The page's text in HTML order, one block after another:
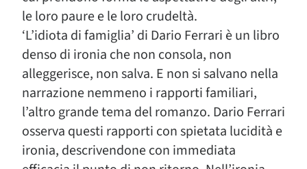
le loro paure e le loro crudeltà.
‘L’idiota di famiglia’ di Dario Ferrari è un libro
denso di ironia che non consola, non
alleggerisce, non salva. E non si salvano nella
narrazione nemmeno i rapporti familiari,
l’altro grande tema del romanzo. Dario Ferrari
osserva questi rapporti con spietata lucidità e
ironia, descrivendone con immediata